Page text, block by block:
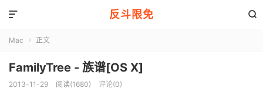
反斗限免 

Mac  正文
FamilyTree - 族谱[OS X]
2013-11-29 阅读(1680) 评论(0)